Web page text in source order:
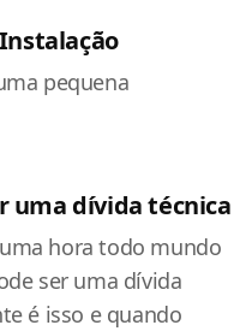
pequena
uma dívida técnica
hora todo mundo
ser uma dívida
é isso e quando